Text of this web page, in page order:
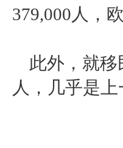
379,000人，
此外，就
人，几乎是